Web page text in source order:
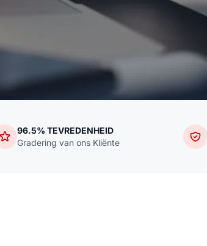
96.5% TEVREDENHEID
Gradering van ons Kliënte